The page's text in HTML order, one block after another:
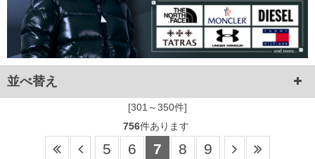
並べ替え
[301～350件]
756件あります
5 6 7 8 9